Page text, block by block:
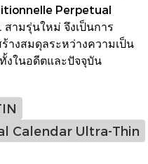
Perpetual
ามรุ่นใหม่ จึงเป็นการ
างสมดุลระหว่างความเป็น
งในอดีตและปัจจุบัน
Calendar Ultra-Thin